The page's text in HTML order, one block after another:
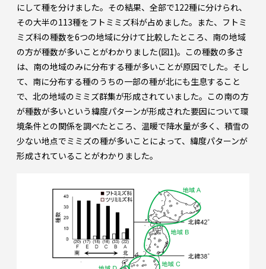
にして種を分けました。その結果、全部で122種に分けられ、
その大半の113種をフトミミズ科が占めました。また、フトミ
ミズ科の種数を6つの地域に分けて比較したところ、南の地域
の方が種数が多いことがわかりました(図1)。この種数の多さ
は、南の地域のみに分布する種が多いことが原因でした。そし
て、南に分布する種のうちの一部の種が北にも生息すること
で、北の地域のミミズ群集が形成されていました。この南の方
が種数が多いという緯度パターンが形成された要因について環
境条件との関係を調べたところ、温暖で降水量が多く、積雪の
少ない地点でミミズの種が多いことによって、緯度パターンが
形成されていることがわかりました。